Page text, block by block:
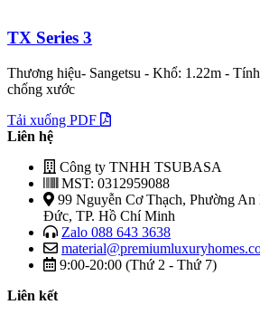
TX Series 3
Thương hiệu- Sangetsu - Khổ: 1.22m -
chống xước
Tải xuống PDF
Liên hệ
Công ty TNHH TSUBASA
MST: 0312959088
99 Nguyễn Cơ Thạch, Phường
Đức, TP. Hồ Chí Minh
Zalo 088 643 3638
9:00-20:00 (Thứ 2 - Thứ 7)
Liên kết